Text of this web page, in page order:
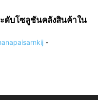
ดับโซลูชันคลังสินค้าใน
-